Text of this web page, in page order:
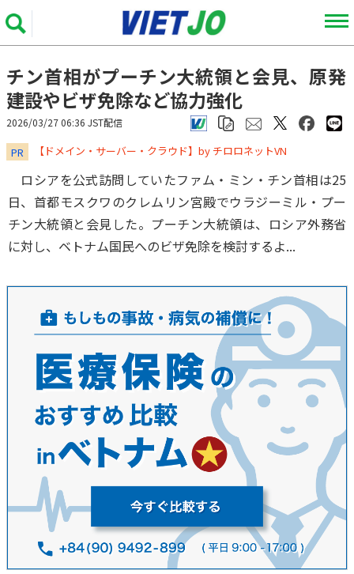
チン首相がプーチン大統領と会見、原発
建設やビザ免除など協力強化
2026/03/27 06:36 JST配信
PR ​​​​​​​【ドメイン・サーバー・クラウド】by チロロネットVN
ロシアを公式訪問していたファム・ミン・チン首相は25
日、首都モスクワのクレムリン宮殿でウラジーミル・プー
チン大統領と会見した。プーチン大統領は、ロシア外務省
に対し、ベトナム国民へのビザ免除を検討するよ...